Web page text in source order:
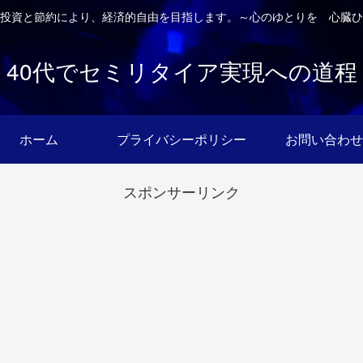
資と節約により、経済的自由を目指します。～心のゆとりを 心臓
40代でセミリタイア実現への道程
ホーム プライバシーポリシー お問い合わせ
スポンサーリンク